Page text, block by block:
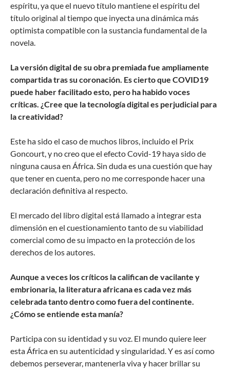
espíritu, ya que el nuevo título mantiene el espíritu del
título original al tiempo que inyecta una dinámica más
optimista compatible con la sustancia fundamental de la
novela.
La versión digital de su obra premiada fue ampliamente
compartida tras su coronación. Es cierto que COVID19
puede haber facilitado esto, pero ha habido voces
críticas. ¿Cree que la tecnología digital es perjudicial para
la creatividad?
Este ha sido el caso de muchos libros, incluido el Prix
Goncourt, y no creo que el efecto Covid-19 haya sido de
ninguna causa en África. Sin duda es una cuestión que hay
que tener en cuenta, pero no me corresponde hacer una
declaración definitiva al respecto.
El mercado del libro digital está llamado a integrar esta
dimensión en el cuestionamiento tanto de su viabilidad
comercial como de su impacto en la protección de los
derechos de los autores.
Aunque a veces los críticos la califican de vacilante y
embrionaria, la literatura africana es cada vez más
celebrada tanto dentro como fuera del continente.
¿Cómo se entiende esta manía?
Participa con su identidad y su voz. El mundo quiere leer
esta África en su autenticidad y singularidad. Y es así como
debemos perseverar, mantenerla viva y hacer brillar su